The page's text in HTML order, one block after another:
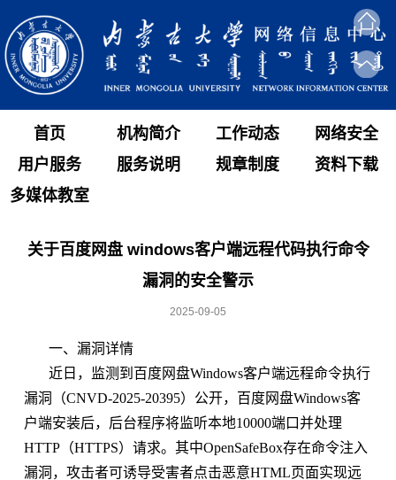
首页 机构简介 工作动态
网络安全
用户服务
服务说明 规章制度
资料下载
多媒体教室
关于百度网盘 windows客户端远程代码执行命令
漏洞的安全警示
2025-09-05
一、漏洞详情
近日，监测到百度网盘Windows客户端远程命令执行
漏洞（CNVD-2025-20395）公开，百度网盘Windows客
户端安装后，后台程序将监听本地10000端口并处理
HTTP（HTTPS）请求。其中OpenSafeBox存在命令注入
漏洞，攻击者可诱导受害者点击恶意HTML页面实现远